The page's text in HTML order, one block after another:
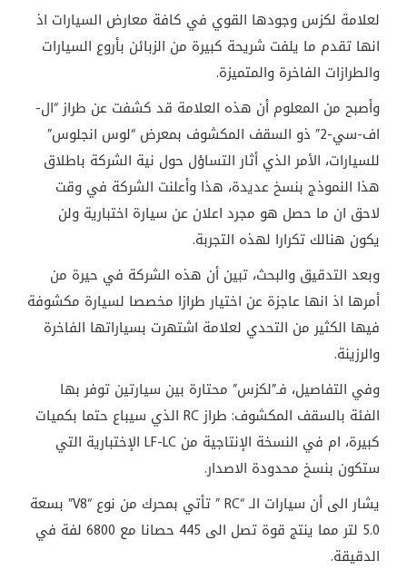
لعلامة لكزس وجودها القوي في كافة معارض السيارات اذ
انها تقدم ما يلفت شريحة كبيرة من الزبائن بأروع السيارات
والطرازات الفاخرة والمتميزة.
وأصبح من المعلوم أن هذه العلامة قد كشفت عن طراز “ال-
اف-سي-2” ذو السقف المكشوف بمعرض “لوس انجلوس”
للسيارات، الأمر الذي أثار التساؤل حول نية الشركة باطلاق
هذا النموذج بنسخ عديدة، هذا وأعلنت الشركة في وقت
لاحق ان ما حصل هو مجرد اعلان عن سيارة اختبارية ولن
يكون هنالك تكرارا لهذه التجربة.
وبعد التدقيق والبحث، تبين أن هذه الشركة في حيرة من
أمرها اذ انها عاجزة عن اختيار طرازا مخصصا لسيارة مكشوفة
فيها الكثير من التحدي لعلامة اشتهرت بسياراتها الفاخرة
والرزينة.
وفي التفاصيل، فـ”لكزس” محتارة بين سيارتين توفر بها
الفئة بالسقف المكشوف: طرازRC الذي سيباع حتما بكميات
كبيرة، ام في النسخة الإنتاجية من LF-LC الإختبارية التي
ستكون بنسخ محدودة الاصدار.
يشار الى أن سيارات الـ “RC” تأتي بمحرك من نوع “V8” بسعة
5.0 لتر مما ينتج قوة تصل الى 445 حصانا مع 6800 لفة في
الدقيقة.